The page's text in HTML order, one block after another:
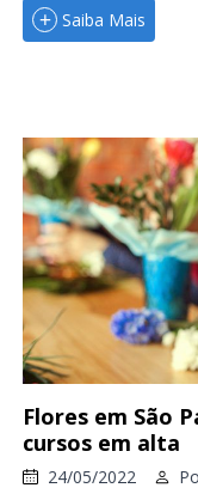
Saiba Mais
Flores em São
cursos em alta
24/05/2022